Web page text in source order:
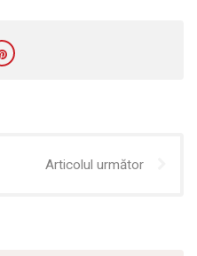
Articolul următor